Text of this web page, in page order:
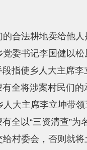
合法耕地卖给他
委书记李国健以
指使乡人大主席
全将涉案村民们
大主席李立坤带
全以“三资清查”
村委会，否则就